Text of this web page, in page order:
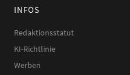
INFOS
Redaktionsstatut
KI-Richtlinie
Werben